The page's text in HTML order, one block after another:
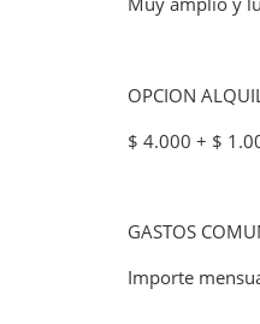
OPCION
$ 4.000 + $
GASTOS
Importe